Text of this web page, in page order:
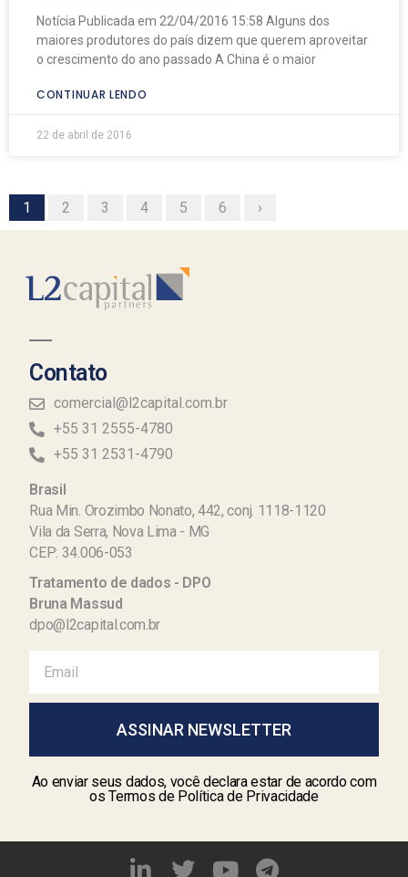
Notícia Publicada em 22/04/2016 15:58 Alguns dos
maiores produtores do país dizem que querem aproveitar
o crescimento do ano passado A China é o maior
CONTINUAR LENDO
22 de abril de 2016
1 2 3 4 5 6 ›
Contato
comercial@l2capital.com.br
+55 31 2555-4780
+55 31 2531-4790
Brasil
Rua Min. Orozimbo Nonato, 442, conj. 1118-1120
Vila da Serra, Nova Lima - MG
CEP: 34.006-053
Tratamento de dados - DPO
Bruna Massud
dpo@l2capital.com.br
ASSINAR NEWSLETTER
Ao enviar seus dados, você declara estar de acordo com
os Termos de Política de Privacidade